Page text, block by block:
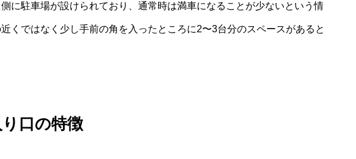
に駐車場が設けられており、通常時は満車になることが少ないという情
くではなく少し手前の角を入ったところに2〜3台分のスペースがあると
口の特徴